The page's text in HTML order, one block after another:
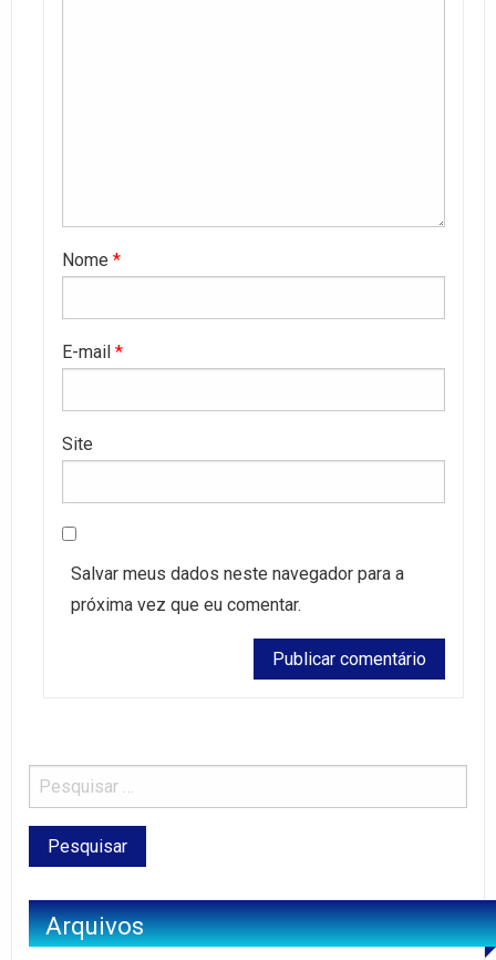
Nome *
E-mail *
Site
Salvar meus dados neste navegador para a
próxima vez que eu comentar.
Arquivos